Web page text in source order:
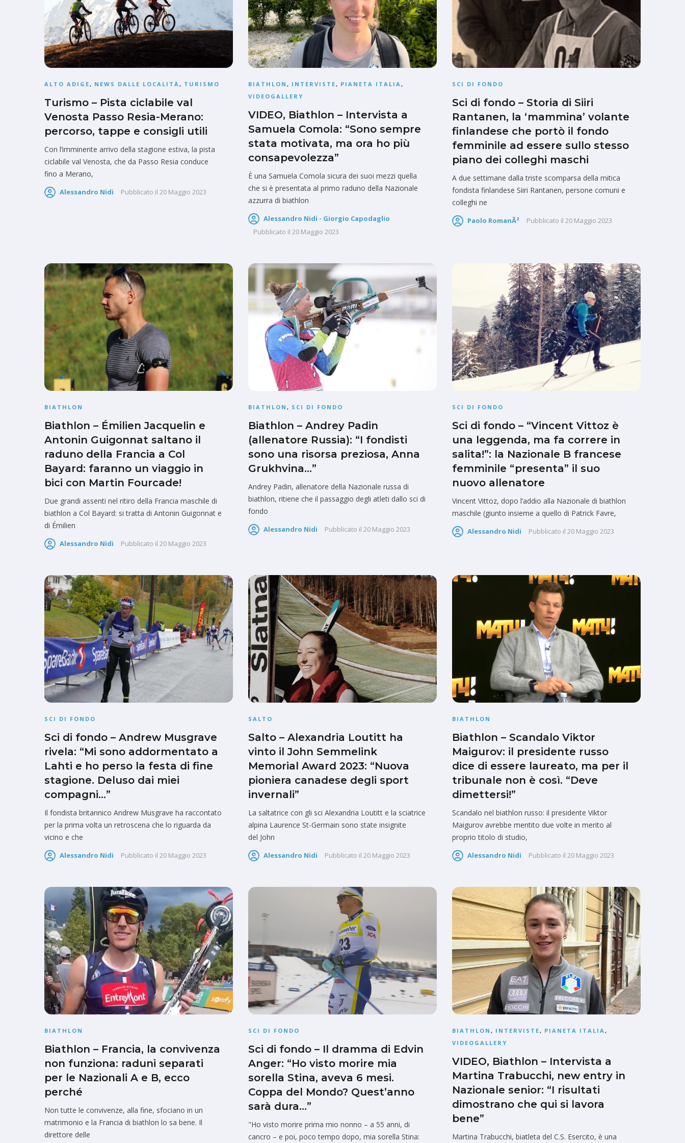
ALTO ADIGE, NEWS DALLE LOCALITÀ, TURISMO
Turismo – Pista ciclabile val
Venosta Passo Resia-Merano:
percorso, tappe e consigli utili
Con l’imminente arrivo della stagione estiva, la pista
ciclabile val Venosta, che da Passo Resia conduce
fino a Merano,
Alessandro Nidi Pubblicato il 20 Maggio 2023
BIATHLON , INTERVISTE, PIANETA ITALIA,
VIDEOGALLERY
VIDEO, Biathlon – Intervista a
Samuela Comola: “Sono sempre
stata motivata, ma ora ho più
consapevolezza”
È una Samuela Comola sicura dei suoi mezzi quella
che si è presentata al primo raduno della Nazionale
azzurra di biathlon
Alessandro Nidi - Giorgio Capodaglio
Pubblicato il 20 Maggio 2023
SCI DI FONDO
Sci di fondo – Storia di Siiri
Rantanen, la ‘mammina’ volante
finlandese che portò il fondo
femminile ad essere sullo stesso
piano dei colleghi maschi
A due settimane dalla triste scomparsa della mitica
fondista finlandese Siiri Rantanen, persone comuni e
colleghi ne
Paolo RomanÃ² Pubblicato il 20 Maggio 2023
BIATHLON
Biathlon – Émilien Jacquelin e
Antonin Guigonnat saltano il
raduno della Francia a Col
Bayard: faranno un viaggio in
bici con Martin Fourcade!
Due grandi assenti nel ritiro della Francia maschile di
biathlon a Col Bayard: si tratta di Antonin Guigonnat e
di Émilien
Alessandro Nidi Pubblicato il 20 Maggio 2023
BIATHLON , SCI DI FONDO
Biathlon – Andrey Padin
(allenatore Russia): “I fondisti
sono una risorsa preziosa, Anna
Grukhvina…”
Andrey Padin, allenatore della Nazionale russa di
biathlon, ritiene che il passaggio degli atleti dallo sci di
fondo
Alessandro Nidi Pubblicato il 20 Maggio 2023
SCI DI FONDO
Sci di fondo – “Vincent Vittoz è
una leggenda, ma fa correre in
salita!”: la Nazionale B francese
femminile “presenta” il suo
nuovo allenatore
Vincent Vittoz, dopo l’addio alla Nazionale di biathlon
maschile (giunto insieme a quello di Patrick Favre,
Alessandro Nidi Pubblicato il 20 Maggio 2023
SCI DI FONDO
Sci di fondo – Andrew Musgrave
rivela: “Mi sono addormentato a
Lahti e ho perso la festa di fine
stagione. Deluso dai miei
compagni…”
Il fondista britannico Andrew Musgrave ha raccontato
per la prima volta un retroscena che lo riguarda da
vicino e che
Alessandro Nidi Pubblicato il 20 Maggio 2023
SALTO
Salto – Alexandria Loutitt ha
vinto il John Semmelink
Memorial Award 2023: “Nuova
pioniera canadese degli sport
invernali”
La saltatrice con gli sci Alexandria Loutitt e la sciatrice
alpina Laurence St-Germain sono state insignite
del John
Alessandro Nidi Pubblicato il 20 Maggio 2023
BIATHLON
Biathlon – Scandalo Viktor
Maigurov: il presidente russo
dice di essere laureato, ma per il
tribunale non è così. “Deve
dimettersi!”
Scandalo nel biathlon russo: il presidente Viktor
Maigurov avrebbe mentito due volte in merito al
proprio titolo di studio,
Alessandro Nidi Pubblicato il 20 Maggio 2023
BIATHLON
Biathlon – Francia, la convivenza
non funziona: raduni separati
per le Nazionali A e B, ecco
perché
Non tutte le convivenze, alla fine, sfociano in un
matrimonio e la Francia di biathlon lo sa bene. Il
direttore delle
SCI DI FONDO
Sci di fondo – Il dramma di Edvin
Anger: “Ho visto morire mia
sorella Stina, aveva 6 mesi.
Coppa del Mondo? Quest’anno
sarà dura…”
"Ho visto morire prima mio nonno – a 55 anni, di
cancro – e poi, poco tempo dopo, mia sorella Stina:
BIATHLON , INTERVISTE, PIANETA ITALIA,
VIDEOGALLERY
VIDEO, Biathlon – Intervista a
Martina Trabucchi, new entry in
Nazionale senior: “I risultati
dimostrano che qui si lavora
bene”
Martina Trabucchi, biatleta del C.S. Esercito, è una